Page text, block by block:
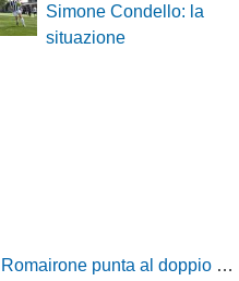
Simone Condello: la
situazione
al doppio colpo Baldan-Volpicelli